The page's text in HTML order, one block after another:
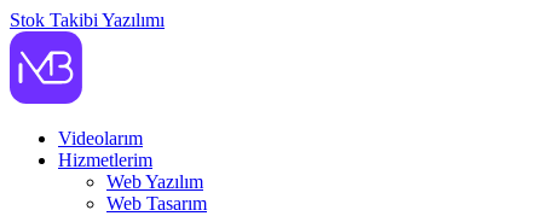
Stok Takibi Yazılımı
Videolarım
Hizmetlerim
Web Yazılım
Web Tasarım